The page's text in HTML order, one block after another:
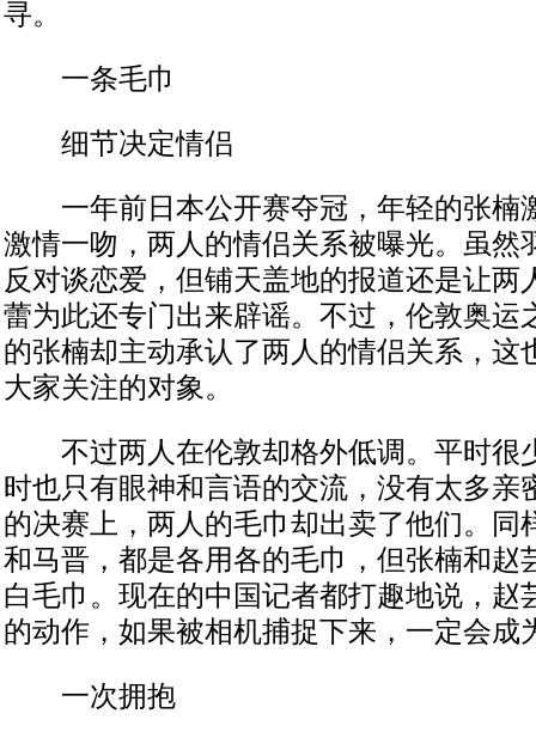
寻。
一条毛巾
细节决定情侣
一年前日本公开赛夺冠，年轻的张楠
激情一吻，两人的情侣关系被曝光。虽然
反对谈恋爱，但铺天盖地的报道还是让两
蕾为此还专门出来辟谣。不过，伦敦奥运
的张楠却主动承认了两人的情侣关系，这
大家关注的对象。
不过两人在伦敦却格外低调。平时很
时也只有眼神和言语的交流，没有太多亲
的决赛上，两人的毛巾却出卖了他们。同
和马晋，都是各用各的毛巾，但张楠和赵
白毛巾。现在的中国记者都打趣地说，赵
的动作，如果被相机捕捉下来，一定会成
一次拥抱